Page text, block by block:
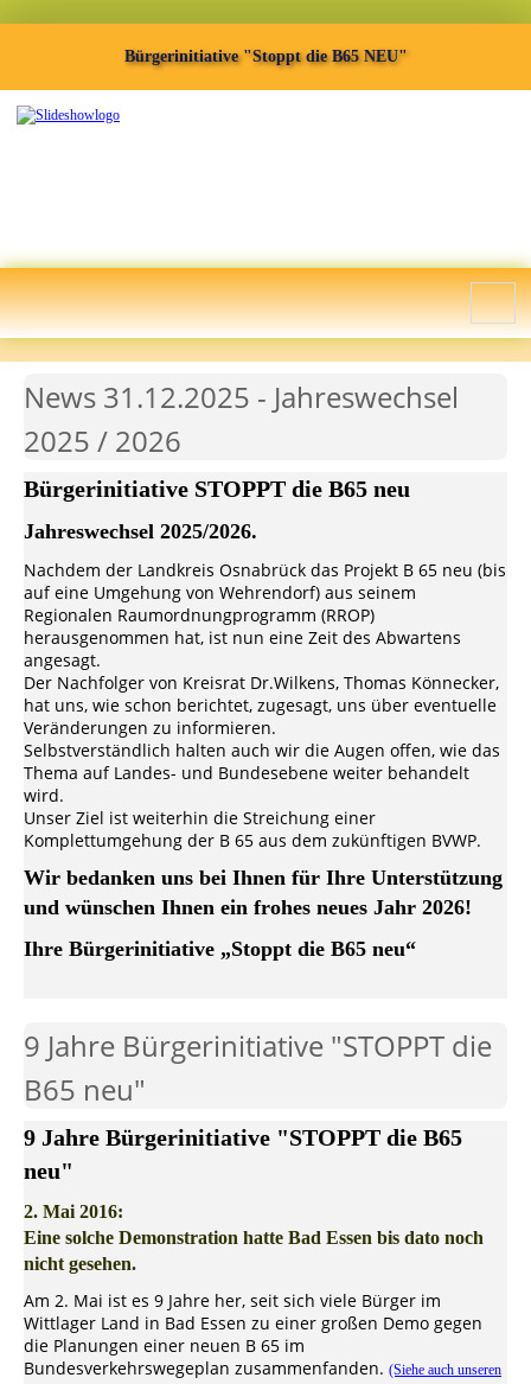
Bürgerinitiative "Stoppt die B65 NEU"
News 31.12.2025 - Jahreswechsel
2025 / 2026
Bürgerinitiative STOPPT die B65 neu
Jahreswechsel 2025/2026.
Nachdem der Landkreis Osnabrück das Projekt B 65 neu (bis
auf eine Umgehung von Wehrendorf) aus seinem
Regionalen Raumordnungprogramm (RROP)
herausgenommen hat, ist nun eine Zeit des Abwartens
angesagt.
Der Nachfolger von Kreisrat Dr.Wilkens, Thomas Könnecker,
hat uns, wie schon berichtet, zugesagt, uns über eventuelle
Veränderungen zu informieren.
Selbstverständlich halten auch wir die Augen offen, wie das
Thema auf Landes- und Bundesebene weiter behandelt
wird.
Unser Ziel ist weiterhin die Streichung einer
Komplettumgehung der B 65 aus dem zukünftigen BVWP.
Wir bedanken uns bei Ihnen für Ihre Unterstützung
und wünschen Ihnen ein frohes neues Jahr 2026!
Ihre Bürgerinitiative „Stoppt die B65 neu“
9 Jahre Bürgerinitiative "STOPPT die
B65 neu"
9 Jahre Bürgerinitiative "STOPPT die B65
neu"
2. Mai 2016:
Eine solche Demonstration hatte Bad Essen bis dato noch
nicht gesehen.
Am 2. Mai ist es 9 Jahre her, seit sich viele Bürger im
Wittlager Land in Bad Essen zu einer großen Demo gegen
die Planungen einer neuen B 65 im
Bundesverkehrswegeplan zusammenfanden. (Siehe auch unseren